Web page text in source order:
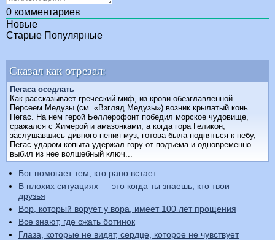
0 комментариев
Новые
Старые Популярные
Сказал как отрезал:
Пегаса оседлать
Как рассказывает греческий миф, из крови обезглавленной
Персеем Медузы (см. «Взгляд Медузы») возник крылатый конь
Пегас. На нем герой Беллерофонт победил морское чудовище,
сражался с Химерой и амазонками, а когда гора Геликон,
заслушавшись дивного пения муз, готова была подняться к небу,
Пегас ударом копыта удержал гору от подъема и одновременно
выбил из нее волшебный ключ...
Бог помогает тем, кто рано встает
В плохих ситуациях — это когда ты знаешь, кто твои
друзья
Вор, который ворует у вора, имеет 100 лет прощения
Все знают, где сжать ботинок
Глаза, которые не видят, сердце, которое не чувствует